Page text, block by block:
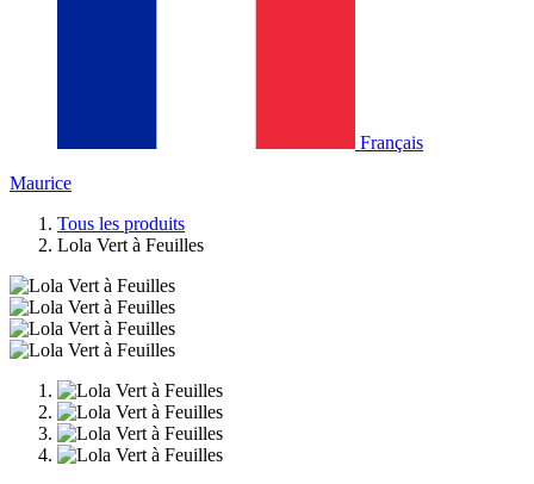
Français
Maurice
Tous les produits
Lola Vert à Feuilles